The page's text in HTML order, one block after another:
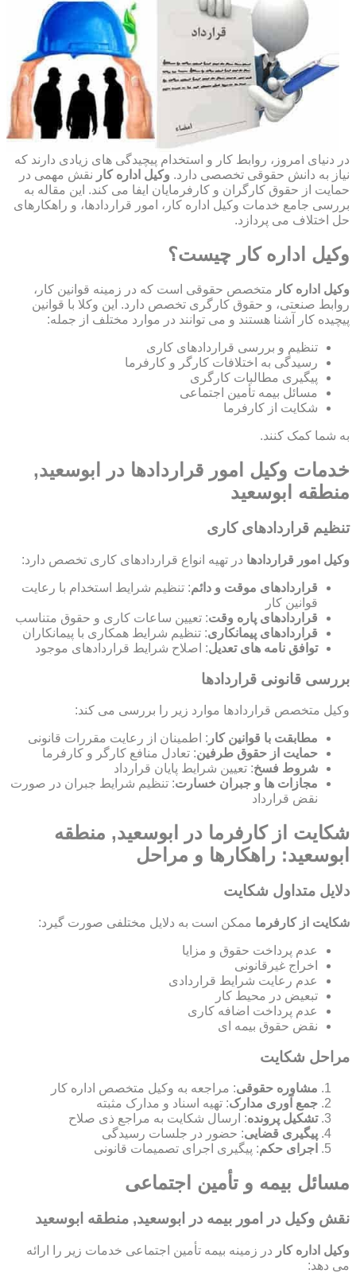
در دنیای امروز، روابط کار و استخدام پیچیدگی های زیادی دارند که
نیاز به دانش حقوقی تخصصی دارد. وکیل اداره کار نقش مهمی در
حمایت از حقوق کارگران و کارفرمایان ایفا می کند. این مقاله به
بررسی جامع خدمات وکیل اداره کار، امور قراردادها، و راهکارهای
حل اختلاف می پردازد.
وکیل اداره کار چیست؟
وکیل اداره کار متخصص حقوقی است که در زمینه قوانین کار،
روابط صنعتی، و حقوق کارگری تخصص دارد. این وکلا با قوانین
پیچیده کار آشنا هستند و می توانند در موارد مختلف از جمله:
تنظیم و بررسی قراردادهای کاری
رسیدگی به اختلافات کارگر و کارفرما
پیگیری مطالبات کارگری
مسائل بیمه تأمین اجتماعی
شکایت از کارفرما
به شما کمک کنند.
خدمات وکیل امور قراردادها در ابوسعید,
منطقه ابوسعید
تنظیم قراردادهای کاری
وکیل امور قراردادها در تهیه انواع قراردادهای کاری تخصص دارد:
قراردادهای موقت و دائم: تنظیم شرایط استخدام با رعایت
قوانین کار
قراردادهای پاره وقت: تعیین ساعات کاری و حقوق متناسب
قراردادهای پیمانکاری: تنظیم شرایط همکاری با پیمانکاران
توافق نامه های تعدیل: اصلاح شرایط قراردادهای موجود
بررسی قانونی قراردادها
وکیل متخصص قراردادها موارد زیر را بررسی می کند:
مطابقت با قوانین کار : اطمینان از رعایت مقررات قانونی
حمایت از حقوق طرفین: تعادل منافع کارگر و کارفرما
شروط فسخ: تعیین شرایط پایان قرارداد
مجازات ها و جبران خسارت: تنظیم شرایط جبران در صورت
نقض قرارداد
شکایت از کارفرما در ابوسعید, منطقه
ابوسعید: راهکارها و مراحل
دلایل متداول شکایت
شکایت از کارفرما ممکن است به دلایل مختلفی صورت گیرد:
عدم پرداخت حقوق و مزایا
اخراج غیرقانونی
عدم رعایت شرایط قراردادی
تبعیض در محیط کار
عدم پرداخت اضافه کاری
نقض حقوق بیمه ای
مراحل شکایت
مشاوره حقوقی: مراجعه به وکیل متخصص اداره کار
جمع آوری مدارک: تهیه اسناد و مدارک مثبته
تشکیل پرونده: ارسال شکایت به مراجع ذی صلاح
پیگیری قضایی: حضور در جلسات رسیدگی
اجرای حکم: پیگیری اجرای تصمیمات قانونی
مسائل بیمه و تأمین اجتماعی
نقش وکیل در امور بیمه در ابوسعید, منطقه ابوسعید
وکیل اداره کار در زمینه بیمه تأمین اجتماعی خدمات زیر را ارائه
می دهد: